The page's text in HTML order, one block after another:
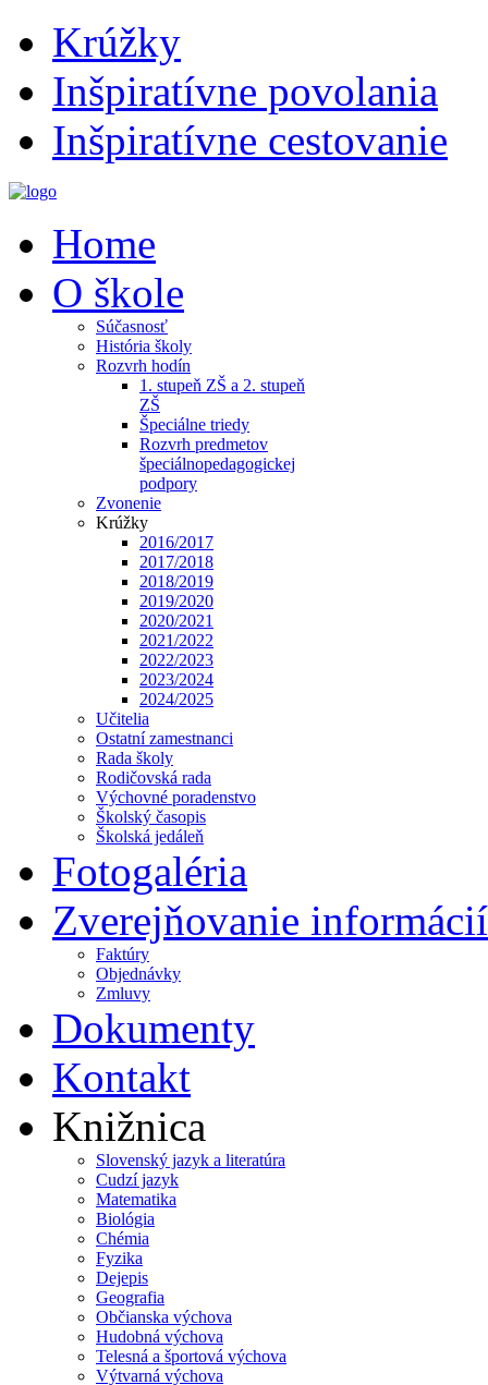
Krúžky
Inšpiratívne povolania
Inšpiratívne cestovanie
Home
O škole
Súčasnosť
História školy
Rozvrh hodín
1. stupeň ZŠ a 2. stupeň
ZŠ
Špeciálne triedy
Rozvrh predmetov
špeciálnopedagogickej
podpory
Zvonenie
Krúžky
2016/2017
2017/2018
2018/2019
2019/2020
2020/2021
2021/2022
2022/2023
2023/2024
2024/2025
Učitelia
Ostatní zamestnanci
Rada školy
Rodičovská rada
Výchovné poradenstvo
Školský časopis
Školská jedáleň
Fotogaléria
Zverejňovanie informácií
Faktúry
Objednávky
Zmluvy
Dokumenty
Kontakt
Knižnica
Slovenský jazyk a literatúra
Cudzí jazyk
Matematika
Biológia
Chémia
Fyzika
Dejepis
Geografia
Občianska výchova
Hudobná výchova
Telesná a športová výchova
Výtvarná výchova